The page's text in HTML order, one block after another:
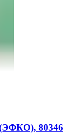
(ЭФКО), 80346